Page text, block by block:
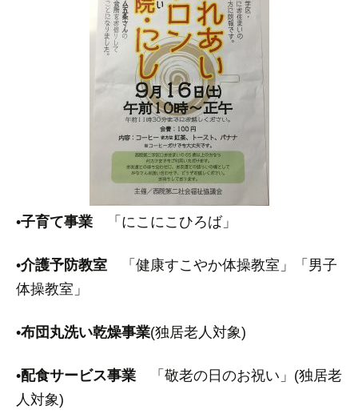
•子育て事業 「にこにこひろば」
•介護予防教室 「健康すこやか体操教室」「男子
体操教室」
•布団丸洗い乾燥事業(独居老人対象)
•配食サービス事業 「敬老の日のお祝い」(独居老
人対象)